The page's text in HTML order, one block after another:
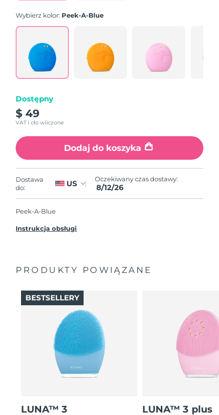
Wybierz kolor: Peek-A-Blue
Dostępny
$ 49
VAT i cło wliczone
Dodaj do koszyka
Dostawa
do:
US Oczekiwany czas dostawy:
8/12/26
Peek-A-Blue
Instrukcja obsługi
PRODUKTY POWIĄZANE
LUNA™ 3
BESTSELLERY
LUNA™ 3 plus